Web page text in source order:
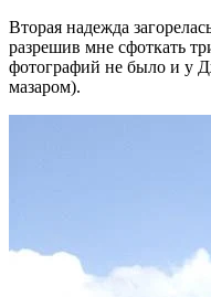
Вторая надежда
разрешив мне сфоткать
фотографий не было и у
мазаром).